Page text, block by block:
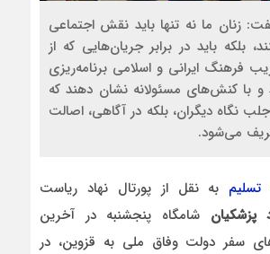
زنان ما نه تنها باید نقش اجتماعی
بلکه باید در برابر جریان‌هایی که از
فرهنگ ایرانی و اسلامی برنامه‌ریزی
و با کنش‌های مسئولانه نشان دهند که
نگاه دیگران، بلکه در آگاهی، اصالت
می‌شود.
تسلیم به نقل از پورتال نهاد ریاست
پزشکیان شامگاه پنجشنبه در آخرین
سفر دولت وفاق ملی به قزوین، در